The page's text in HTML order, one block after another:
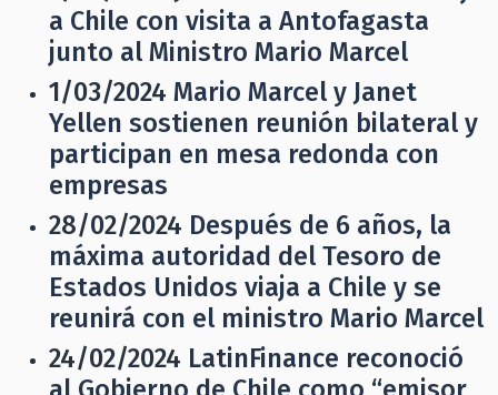
a Chile con visita a Antofagasta
junto al Ministro Mario Marcel
1/03/2024 Mario Marcel y Janet
Yellen sostienen reunión bilateral y
participan en mesa redonda con
empresas
28/02/2024 Después de 6 años, la
máxima autoridad del Tesoro de
Estados Unidos viaja a Chile y se
reunirá con el ministro Mario Marcel
24/02/2024 LatinFinance reconoció